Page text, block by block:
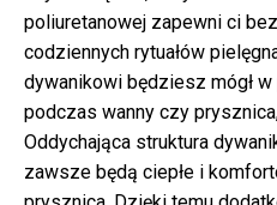
poliuretanowej zapewni ci
codziennych rytuałów
dywanikowi będziesz mógł
podczas wanny czy
Oddychająca struktura
zawsze będą ciepłe i